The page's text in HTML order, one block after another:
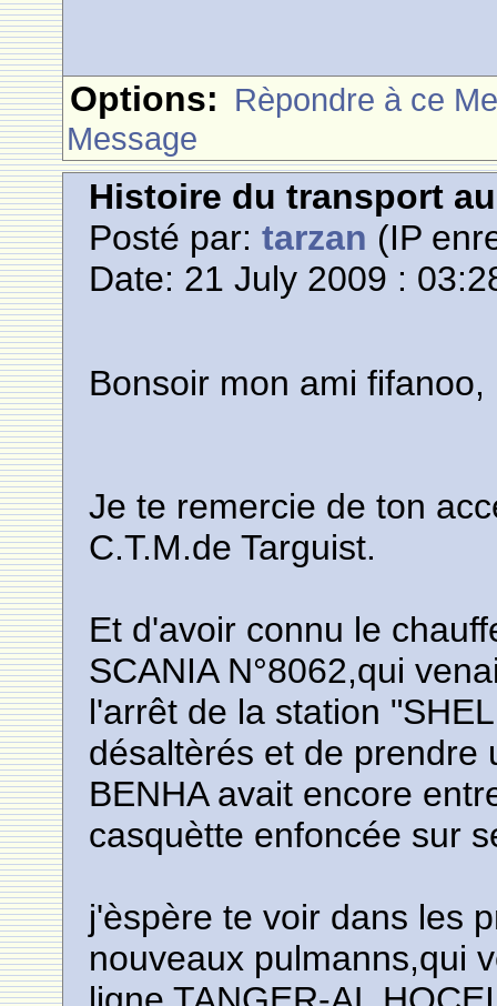
Options: Rèpondre à ce
Message
Histoire du transport
Posté par:tarzan (IP
Date: 21 July 2009 :
Bonsoir mon ami fifanoo,
Je te remercie de ton
C.T.M.de Targuist.
Et d'avoir connu le
SCANIA N°8062,qui
l'arrêt de la station
désaltèrés et de prendre
BENHA avait encore
casquètte enfoncée sur
j'èspère te voir dans les
nouveaux pulmanns,qui